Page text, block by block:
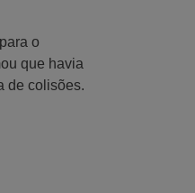
o
que havia
de colisões.